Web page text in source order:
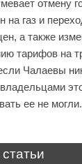
отмену
на газ и
а также
тарифов на
Чалаевы
ее не могли.